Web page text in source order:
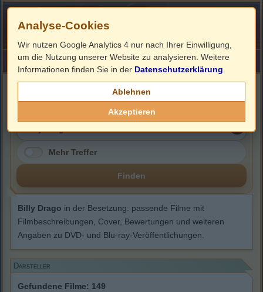
HOME ImpressumLinks
Mehr Treffer
Finden
Billy Drago in der Besetzung: passende Filme mit
Filmbeschreibungen, Cover, Bewertungen und weiteren
Angaben zu DVD- und Blu-ray-Veröffentlichungen.
Darsteller
Gefundene Filme: 149
Analyse-Cookies
Wir nutzen Google Analytics 4 nur nach Ihrer Einwilligung,
um die Nutzung unserer Website zu analysieren. Weitere
Informationen finden Sie in der Datenschutzerklärung
Ablehnen
Akzeptieren